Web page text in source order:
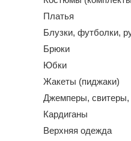
Платья
Блузки, футболки,
Брюки
Юбки
Жакеты (пиджаки)
Джемперы,
Кардиганы
Верхняя одежда